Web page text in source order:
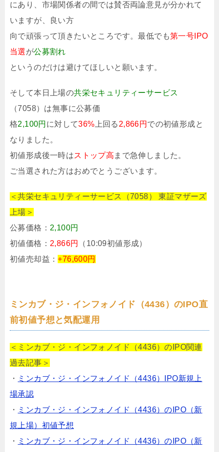
にあり、市場関係者の間では賛否両論意見が分かれて
いますが、良い方
向で頑張って頂きたいところです。最低でも第一号IPO
当選が公募割れ
というのだけは避けてほしいと願います。
そして本日上場の共栄セキュリティーサービス
（7058）は無事に公募価
格2,100円 に対して36% 上回る 2,866円 での初値形成と
なりました。
初値形成後一時はストップ高 まで急伸しました。
ご当選された方はおめでとうございます。
＜共栄セキュリティーサービス（7058） 東証マザーズ
上場＞
公募価格： 2,100円
初値価格： 2,866円
（10:09初値形成）
初値売却益：+76,600円
ミンカブ・ジ・インフォノイド（4436）のIPO直
前初値予想と気配運用
＜ミンカブ・ジ・インフォノイド（4436）のIPO関連
過去記事＞
・ ミンカブ・ジ・インフォノイド（4436）IPO新規上
場承認
・ ミンカブ・ジ・インフォノイド（4436）のIPO（新
規上場）初値予想
・ ミンカブ・ジ・インフォノイド（4436）のIPO（新